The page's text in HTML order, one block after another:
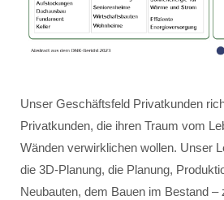
Unser Geschäftsfeld Privatkunden
Privatkunden, die ihren Traum vom
Wänden verwirklichen wollen. Unser
die 3D-Planung, die Planung,
Neubauten, dem Bauen im Bestand –